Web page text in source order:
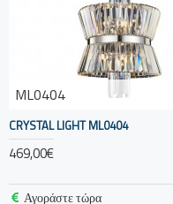
ML0404
CRYSTAL LIGHT ML0404
469,00€
Αγοράστε τώρα